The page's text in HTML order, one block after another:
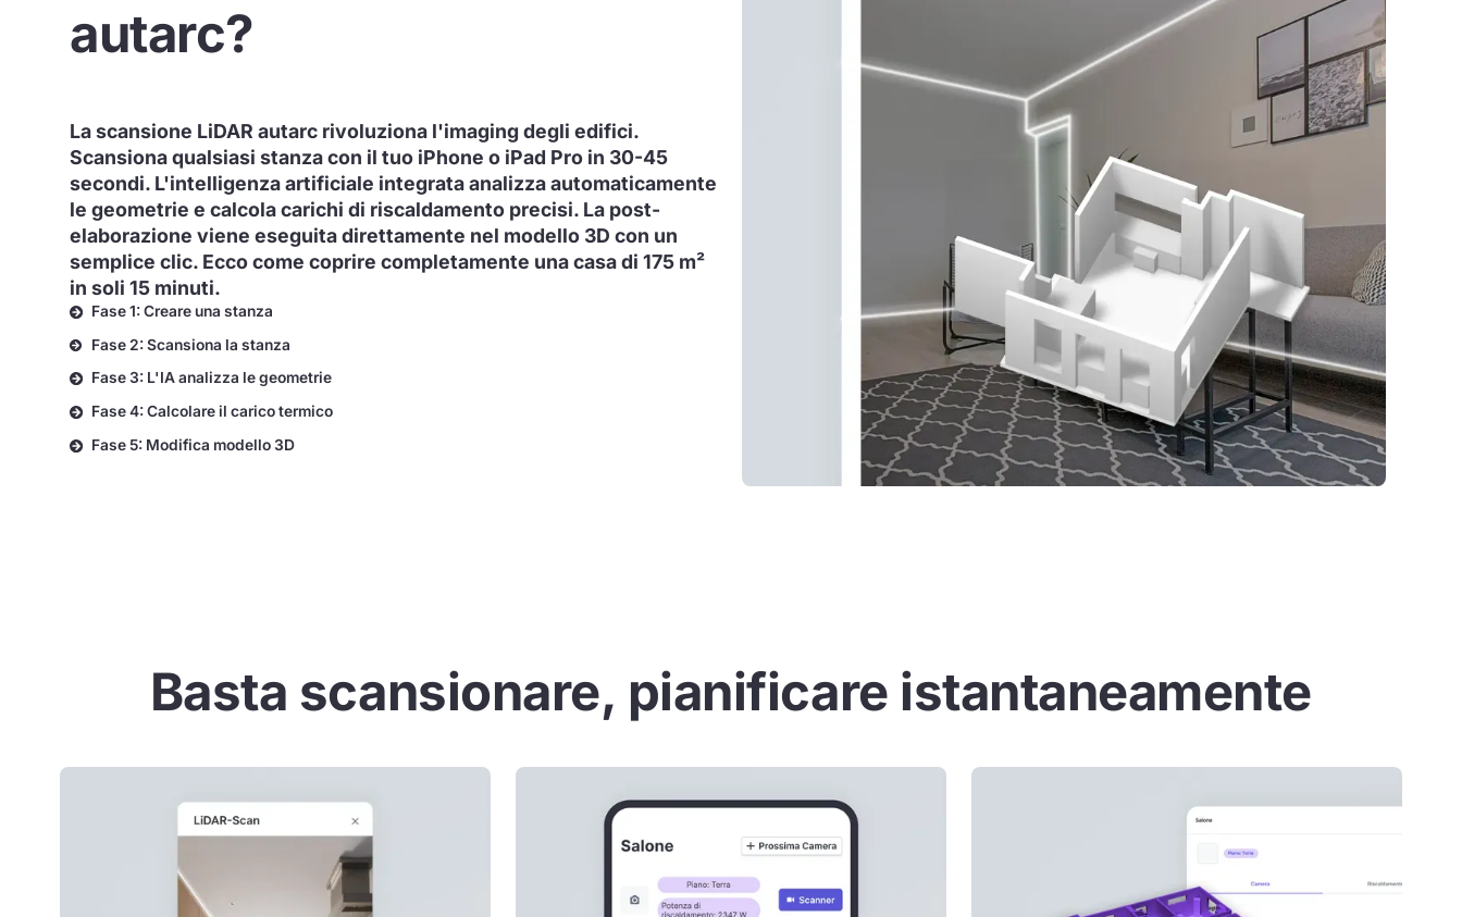
autarc?
La scansione LiDAR autarc rivoluziona l'imaging degli edifici.
Scansiona qualsiasi stanza con il tuo iPhone o iPad Pro in 30-45
secondi. L'intelligenza artificiale integrata analizza automaticamente
le geometrie e calcola carichi di riscaldamento precisi. La post-
elaborazione viene eseguita direttamente nel modello 3D con un
semplice clic. Ecco come coprire completamente una casa di 175 m²
in soli 15 minuti.
Fase 1: Creare una stanza
Fase 2: Scansiona la stanza
Fase 3: L'IA analizza le geometrie
Fase 4: Calcolare il carico termico
Fase 5: Modifica modello 3D
Basta scansionare, pianificare istantaneamente